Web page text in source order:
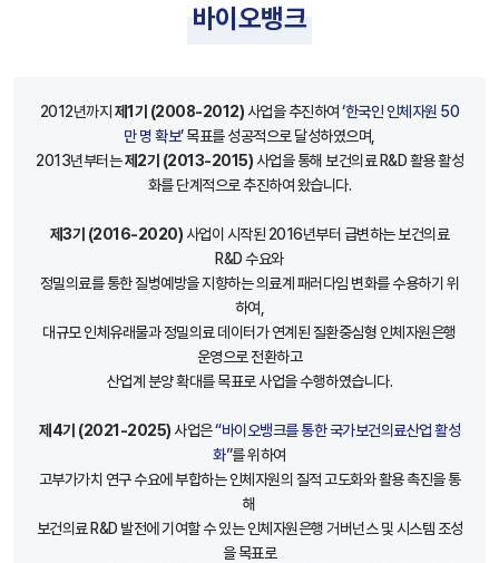
바이오뱅크
2012년까지 제1기 (2008-2012) 사업을 추진하여‘한국인 인체자원 50
만 명 확보’목표를 성공적으로 달성하였으며,
2013년부터는제2기 (2013-2015) 사업을 통해 보건의료 R&D 활용 활성
화를 단계적으로 추진하여 왔습니다.
제3기 (2016-2020) 사업이 시작된 2016년부터 급변하는 보건의료
R&D 수요와
정밀의료를 통한 질병예방을 지향하는 의료계 패러다임 변화를 수용하기 위
하여,
대규모 인체유래물과 정밀의료 데이터가 연계된 질환중심형 인체자원은행
운영으로 전환하고
산업계 분양 확대를 목표로 사업을 수행하였습니다.
제4기 (2021-2025) 사업은“바이오뱅크를 통한 국가보건의료산업 활성
화”를 위하여
고부가가치 연구 수요에 부합하는 인체자원의 질적 고도화와 활용 촉진을 통
해
보건의료 R&D 발전에 기여할 수 있는 인체자원은행 거버넌스 및 시스템 조성
을 목표로